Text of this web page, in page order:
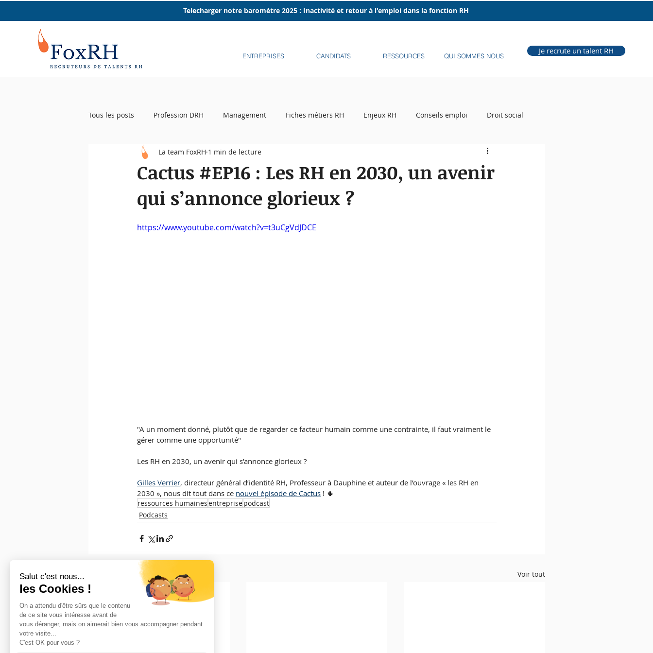
Telecharger notre baromètre 2025 : Inactivité et retour à l'emploi dans la fonction RH
ENTREPRISES CANDIDATS RESSOURCES QUI SOMMES NOUS
Je recrute un talent RH
Tous les posts Profession DRH Management Fiches métiers RH Enjeux RH Conseils emploi Droit social
Startup RH Event RH Recrutement Auteur RH
Micro trottoir
Cactus #EP16 : Les RH en 2030, un avenir
qui s’annonce glorieux ?
La team FoxRH 1 min de lecture
https://www.youtube.com/watch?v=t3uCgVdJDCE
"A un moment donné, plutôt que de regarder ce facteur humain comme une contrainte, il faut vraiment le
gérer comme une opportunité"
Les RH en 2030, un avenir qui s’annonce glorieux ?
Gilles Verrier, directeur général d’identité RH, Professeur à Dauphine et auteur de l’ouvrage « les RH en
2030 », nous dit tout dans ce nouvel épisode de Cactus ! 🌵
ressources humainesentreprisepodcast
Podcasts
Posts récents Voir tout